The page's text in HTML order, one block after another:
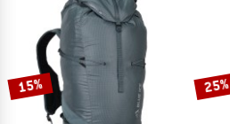
15% 25%